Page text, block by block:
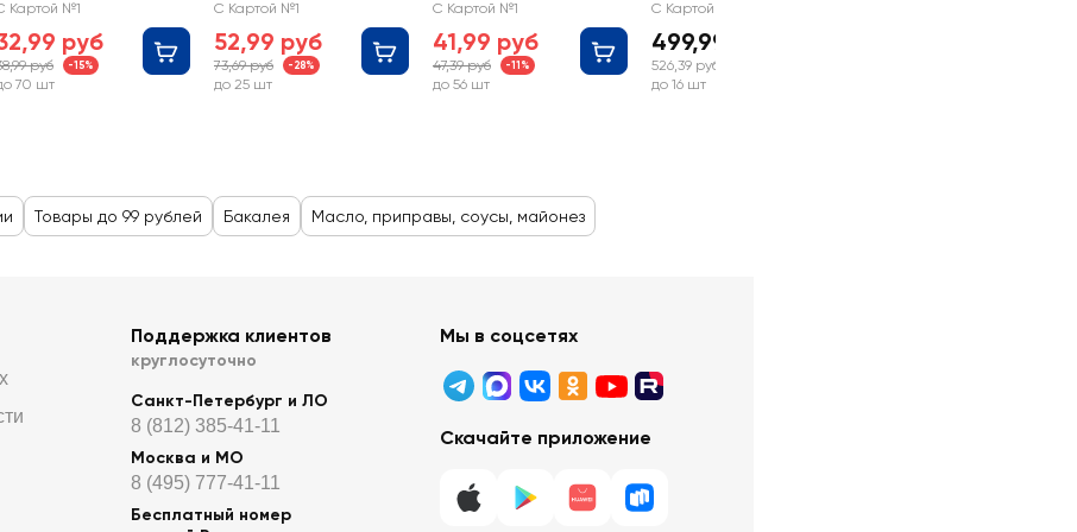
Картой №1
руб
руб -15%
70 шт
С Картой №1
52,99 руб
73,69 руб -28%
до 25 шт
С Картой №1
41,99 руб
47,39 руб -11%
до 56 шт
С Картой №1
499,99 руб
526,39 руб
до 16 шт
Товары до 99 рублей Бакалея Масло, приправы, соусы, майонез
Поддержка клиентов
круглосуточно
Санкт-Петербург и ЛО
8 (812) 385-41-11
Москва и МО
8 (495) 777-41-11
Бесплатный номер
Мы в соцсетях
Скачайте приложение